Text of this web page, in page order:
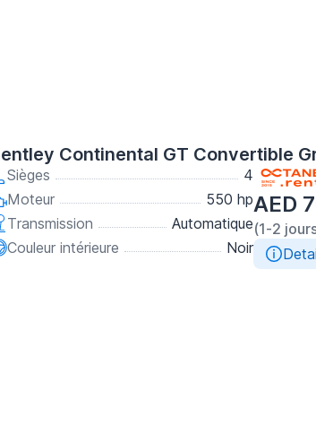
Continental GT Convertible
Sièges
4
Moteur
550 hp
Transmission
Automatique
Couleur intérieure
Noir
AED
(1-2